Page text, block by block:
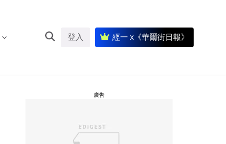
登入 經一 x《華爾街日報》
廣告